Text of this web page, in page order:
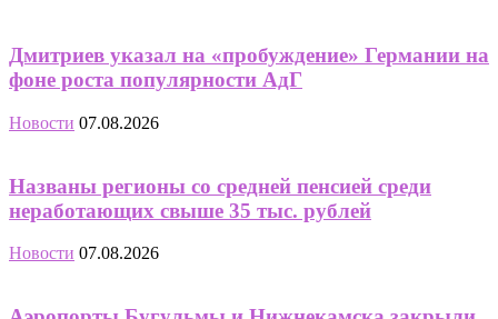
Дмитриев указал на «пробуждение» Германии на
фоне роста популярности АдГ
Новости 07.08.2026
Названы регионы со средней пенсией среди
неработающих свыше 35 тыс. рублей
Новости 07.08.2026